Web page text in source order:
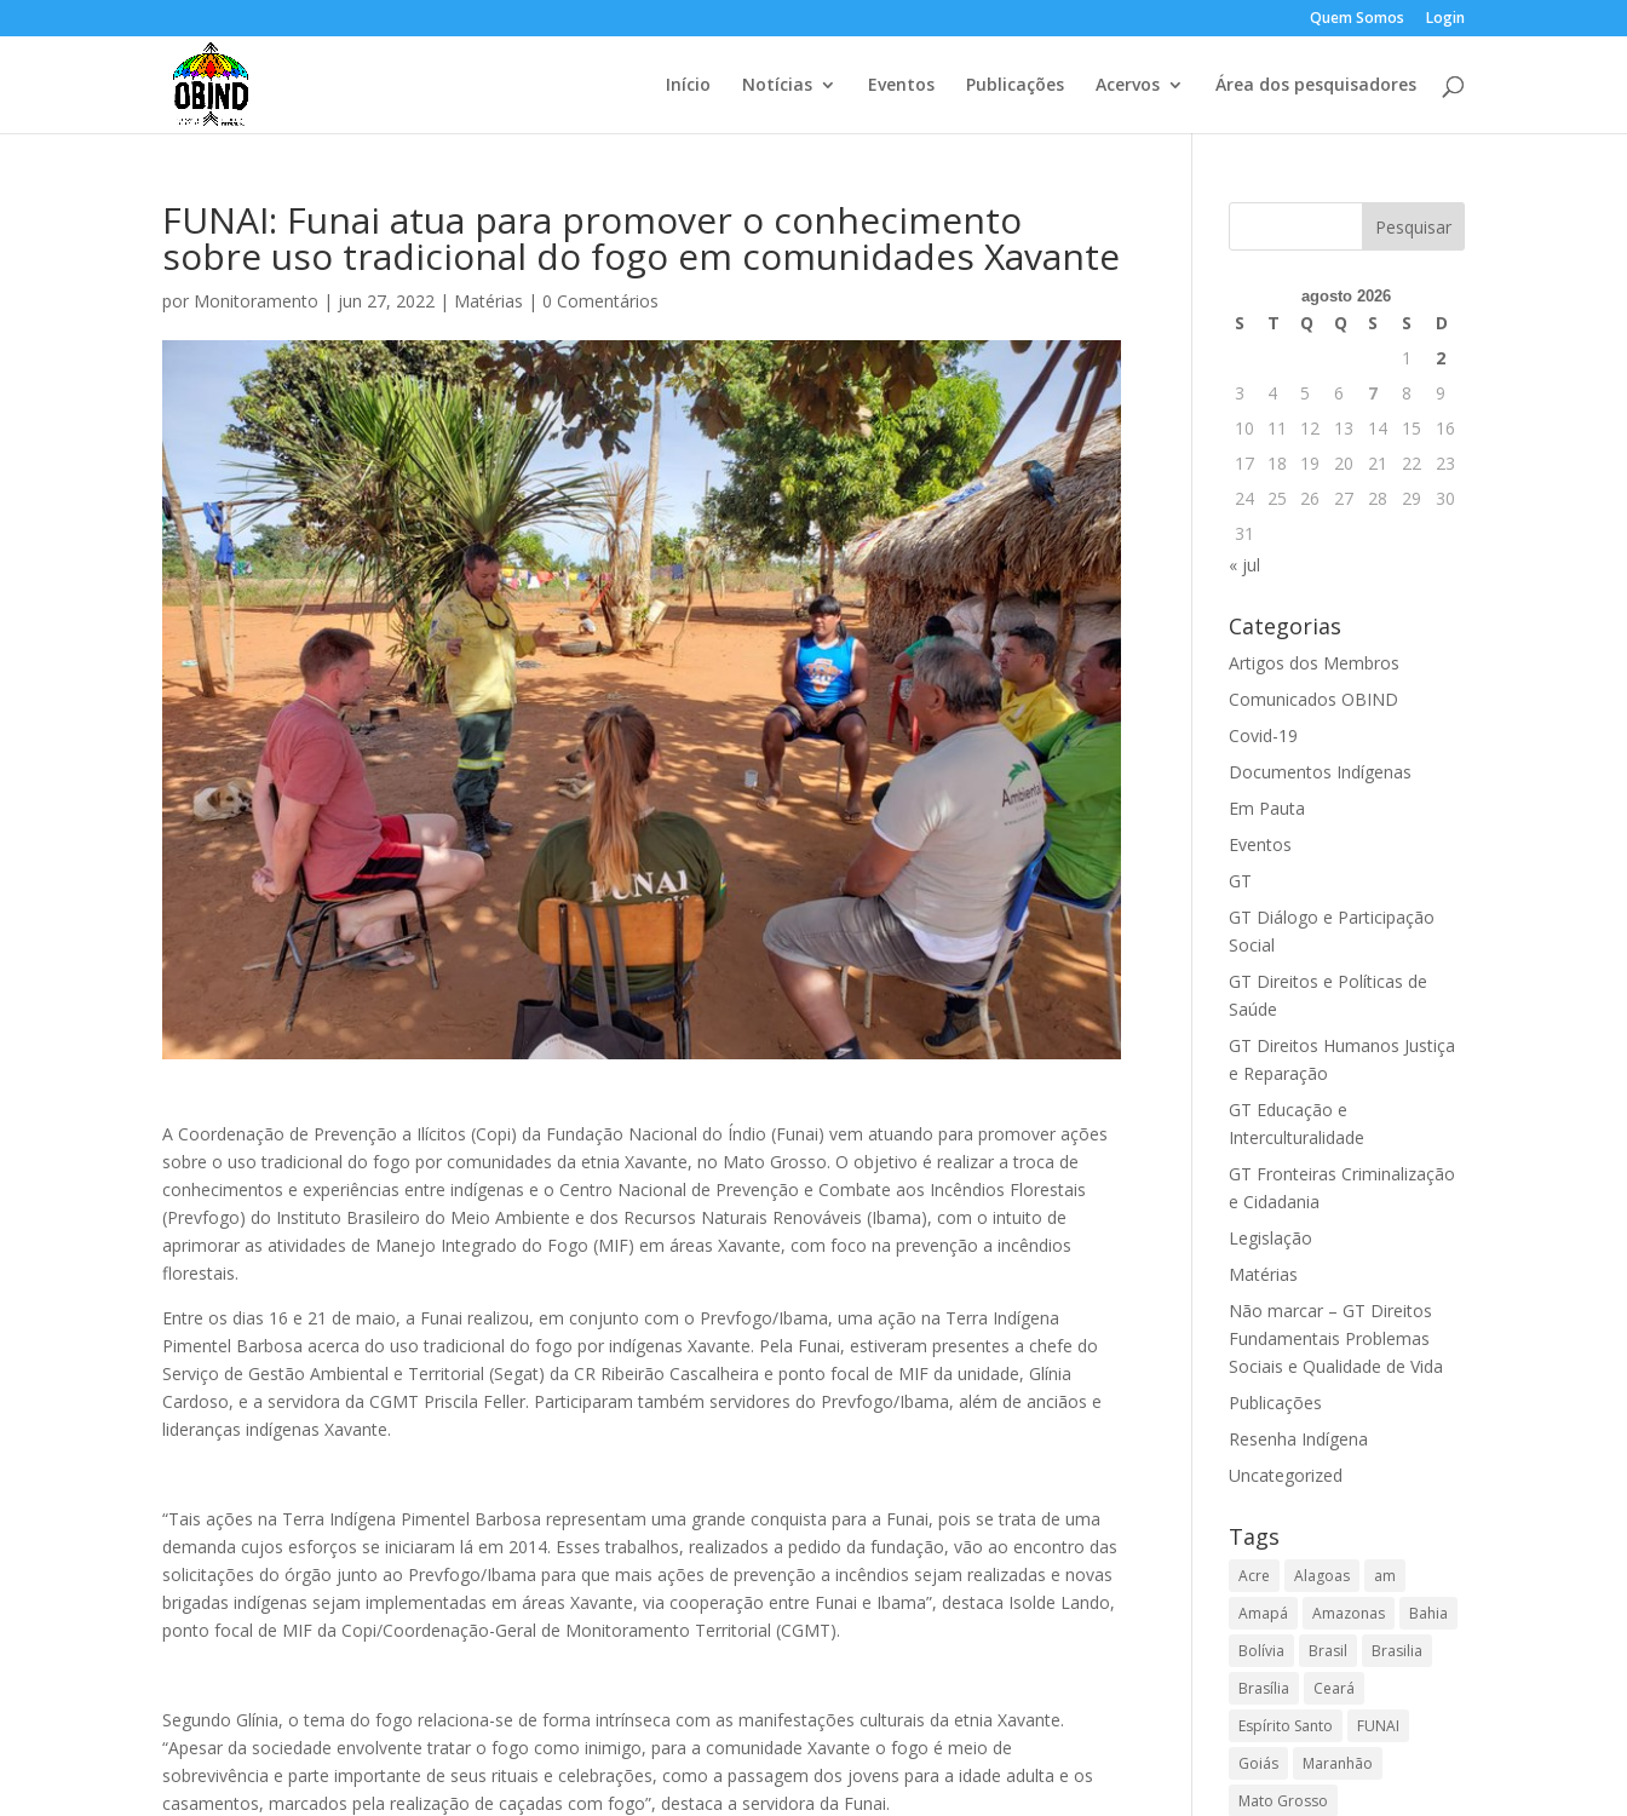
Quem Somos Login
Início Notícias Eventos Publicações Acervos Área dos pesquisadores
FUNAI: Funai atua para promover o conhecimento
sobre uso tradicional do fogo em comunidades Xavante
por Monitoramento | jun 27, 2022 | Matérias | 0 Comentários
A Coordenação de Prevenção a Ilícitos (Copi) da Fundação Nacional do Índio (Funai) vem atuando para promover ações
sobre o uso tradicional do fogo por comunidades da etnia Xavante, no Mato Grosso. O objetivo é realizar a troca de
conhecimentos e experiências entre indígenas e o Centro Nacional de Prevenção e Combate aos Incêndios Florestais
(Prevfogo) do Instituto Brasileiro do Meio Ambiente e dos Recursos Naturais Renováveis (Ibama), com o intuito de
aprimorar as atividades de Manejo Integrado do Fogo (MIF) em áreas Xavante, com foco na prevenção a incêndios
florestais.
Entre os dias 16 e 21 de maio, a Funai realizou, em conjunto com o Prevfogo/Ibama, uma ação na Terra Indígena
Pimentel Barbosa acerca do uso tradicional do fogo por indígenas Xavante. Pela Funai, estiveram presentes a chefe do
Serviço de Gestão Ambiental e Territorial (Segat) da CR Ribeirão Cascalheira e ponto focal de MIF da unidade, Glínia
Cardoso, e a servidora da CGMT Priscila Feller. Participaram também servidores do Prevfogo/Ibama, além de anciãos e
lideranças indígenas Xavante.
“Tais ações na Terra Indígena Pimentel Barbosa representam uma grande conquista para a Funai, pois se trata de uma
demanda cujos esforços se iniciaram lá em 2014. Esses trabalhos, realizados a pedido da fundação, vão ao encontro das
solicitações do órgão junto ao Prevfogo/Ibama para que mais ações de prevenção a incêndios sejam realizadas e novas
brigadas indígenas sejam implementadas em áreas Xavante, via cooperação entre Funai e Ibama”, destaca Isolde Lando,
ponto focal de MIF da Copi/Coordenação-Geral de Monitoramento Territorial (CGMT).
Segundo Glínia, o tema do fogo relaciona-se de forma intrínseca com as manifestações culturais da etnia Xavante.
“Apesar da sociedade envolvente tratar o fogo como inimigo, para a comunidade Xavante o fogo é meio de
sobrevivência e parte importante de seus rituais e celebrações, como a passagem dos jovens para a idade adulta e os
casamentos, marcados pela realização de caçadas com fogo”, destaca a servidora da Funai.
agosto 2026
S T Q Q S S
D
1
2
3
4 5 6 7 8
9
10
11 12 13 14 15
16
17
18 19 20 21 22
23
24
25 26 27 28 29
30
31
« jul
Categorias
Artigos dos Membros
Comunicados OBIND
Covid-19
Documentos Indígenas
Em Pauta
Eventos
GT
GT Diálogo e Participação
Social
GT Direitos e Políticas de
Saúde
GT Direitos Humanos Justiça
e Reparação
GT Educação e
Interculturalidade
GT Fronteiras Criminalização
e Cidadania
Legislação
Matérias
Não marcar – GT Direitos
Fundamentais Problemas
Sociais e Qualidade de Vida
Publicações
Resenha Indígena
Uncategorized
Tags
Acre Alagoas
am
Amapá
Amazonas
Bahia
Bolívia
Brasil
Brasilia
Brasília
Ceará
Espírito Santo
FUNAI
Goiás
Maranhão
Mato Grosso